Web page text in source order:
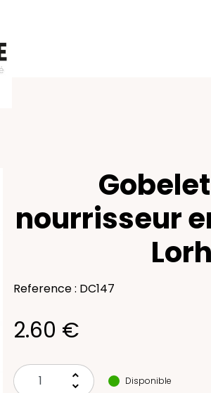
nourrisseur
Reference : DC147
2.60 €
keyboard_arrow_up
keyboard_arrow_down
Disponible